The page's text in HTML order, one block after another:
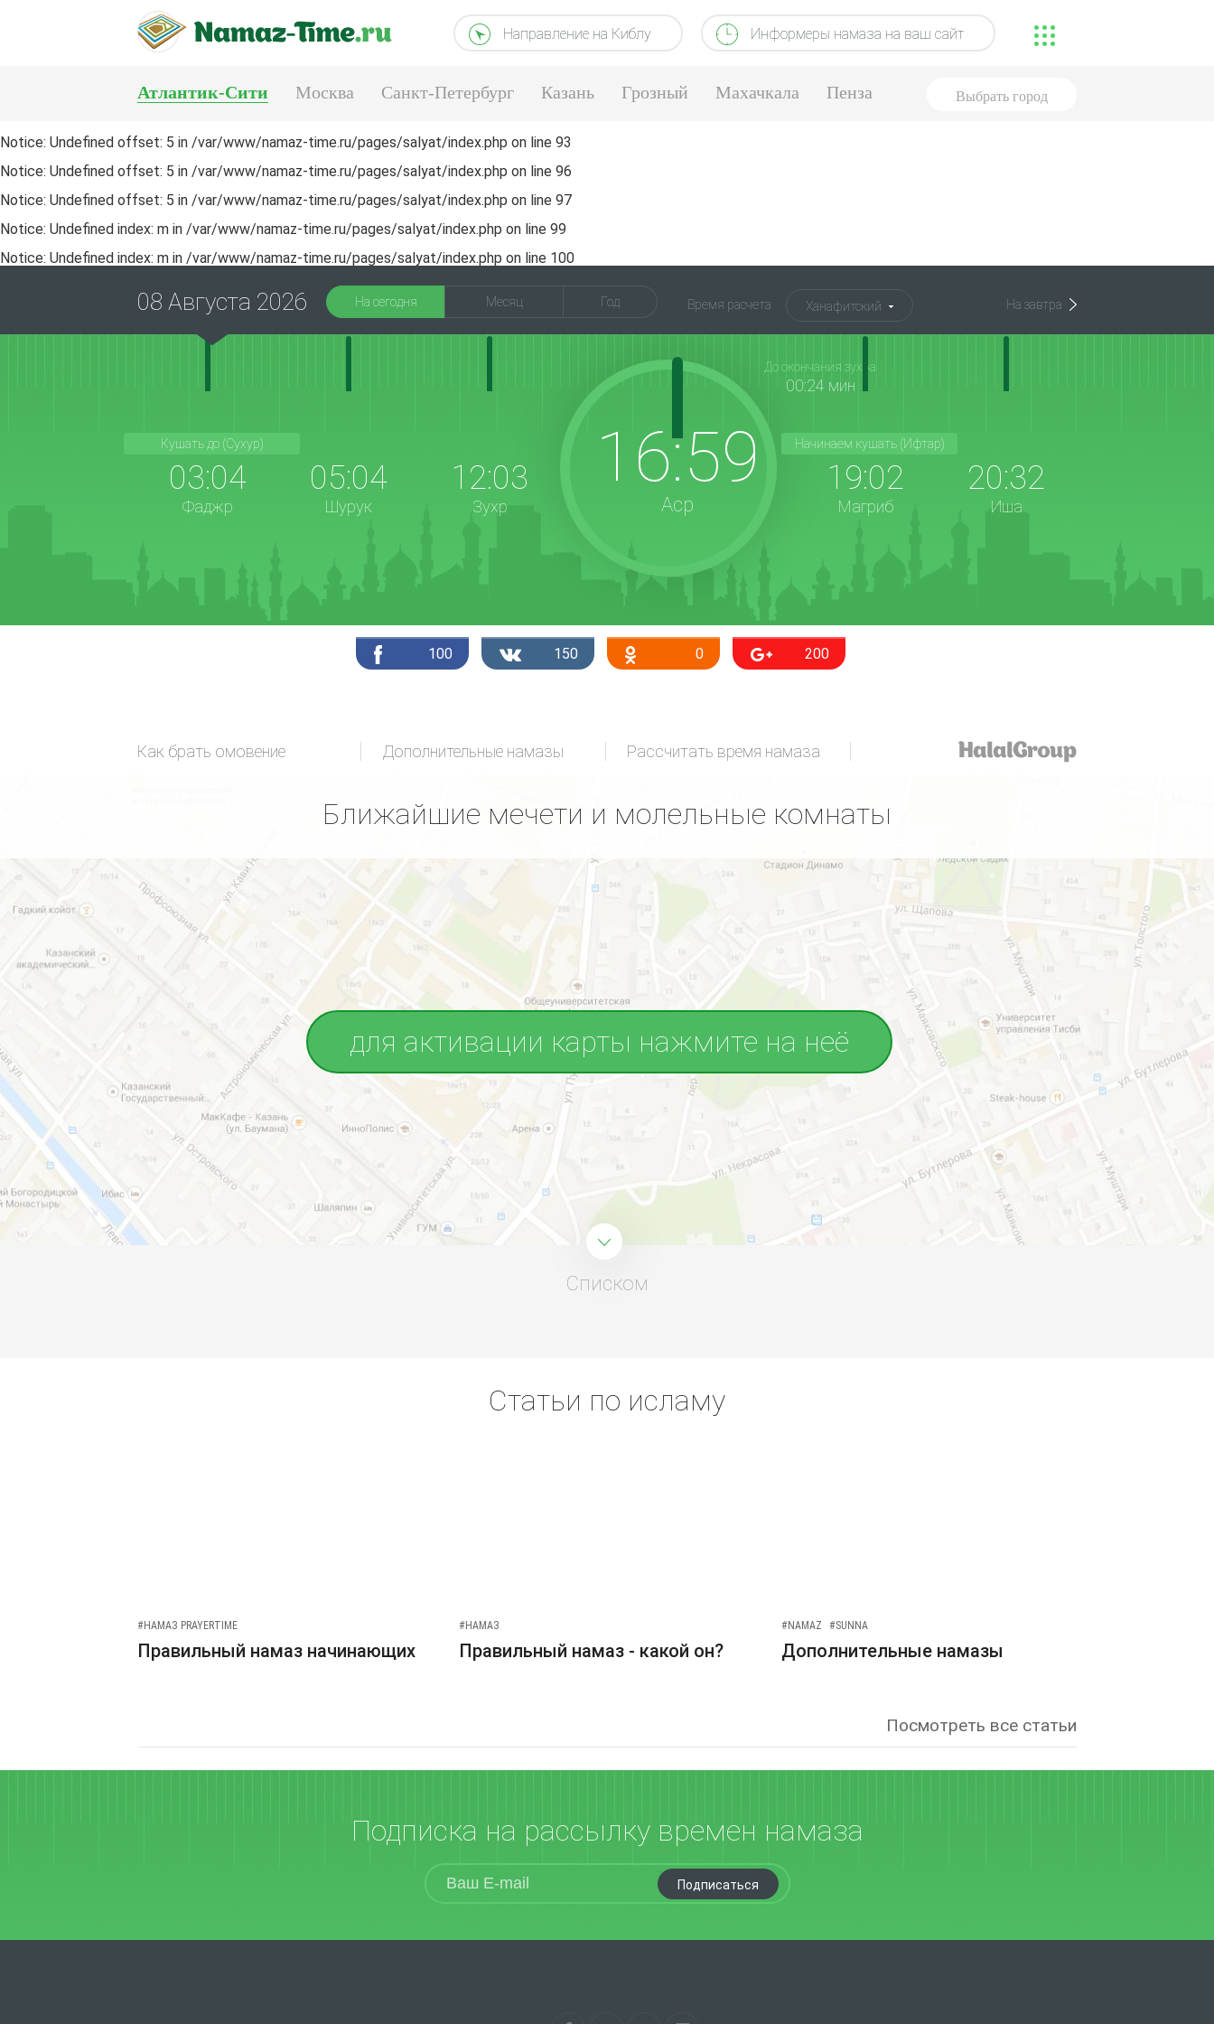
Информеры намаза на ваш сайт
Направление на Киблу
Атлантик-Сити Москва Санкт-Петербург Казань Грозный Махачкала Пенза
Тюмень Екатеринбург
Выбрать город
Notice: Undefined offset: 5 in /var/www/namaz-time.ru/pages/salyat/index.php on line 93
Notice: Undefined offset: 5 in /var/www/namaz-time.ru/pages/salyat/index.php on line 96
Notice: Undefined offset: 5 in /var/www/namaz-time.ru/pages/salyat/index.php on line 97
Notice: Undefined index: m in /var/www/namaz-time.ru/pages/salyat/index.php on line 99
Notice: Undefined index: m in /var/www/namaz-time.ru/pages/salyat/index.php on line 100
08 Августа 2026 На сегодня Месяц Год Время расчета Ханафитский На завтра
Кушать до (Сухур)
03:04
Фаджр
05:04
Шурук
12:03
Зухр
До окончания зухра
00:24 мин
16:59
Аср
Начинаем кушать (Ифтар)
19:02
Магриб
20:32
Иша
100 150 0 200
Как брать омовение Дополнительные намазы Рассчитать время намаза
Ближайшие мечети и молельные комнаты
для активации карты нажмите на неё
Списком
Статьи по исламу
#НАМАЗ PRAYERTIME
Правильный намаз начинающих
#НАМАЗ
Правильный намаз - какой он?
#NAMAZ #SUNNA
Дополнительные намазы
Посмотреть все статьи
Подписка на рассылку времен намаза
Подписаться